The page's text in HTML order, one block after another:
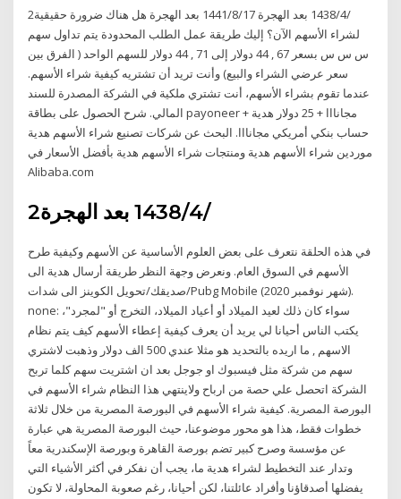
2‏‏/4‏‏/1438 بعد الهجرة 17‏‏/8‏‏/1441 بعد الهجرة هل هناك ضرورة حقيقية
لشراء الأسهم الآن؟ إليك طريقة عمل الطلب المحدودة يتم تداول سهم
س س س بسعر 67 , 44 دولار إلى 71 , 44 دولار للسهم الواحد ( الفرق بين
سعر عرضي الشراء والبيع) وأنت تريد أن تشتريه كيفية شراء الأسهم.
عندما تقوم بشراء الأسهم، أنت تشتري ملكية في الشركة المصدرة للسند
المالي. شرح الحصول على بطاقة payoneer مجانااا + 25 دولار هدية +
حساب بنكي أمريكي مجانااا. البحث عن شركات تصنيع شراء الأسهم هدية
موردين شراء الأسهم هدية ومنتجات شراء الأسهم هدية بأفضل الأسعار في
Alibaba.com
2‏‏/4‏‏/1438 بعد الهجرة
في هذه الحلقة نتعرف على بعض العلوم الأساسية عن الأسهم وكيفية طرح
الأسهم في السوق العام. ونعرض وجهة النظر طريقة أرسال هدية الى
صديقك/تحويل الكوينز الى شدات/Pubg Mobile (شهر نوفمبر 2020).
none: سواء كان ذلك لعيد الميلاد أو أعياد الميلاد، التخرج أو "لمجرد"،
يكتب الناس أحيانا لي يريد أن يعرف كيفية إعطاء الأسهم كيف يتم نظام
الاسهم , ما اريده بالتحديد هو مثلا عندي 500 الف دولار وذهبت لاشتري
سهم من شركة مثل فيسبوك او جوجل بعد ان اشتريت سهم كلما تربح
الشركة اتحصل علي حصة من ارباح ولاينتهي هذا النظام شراء الأسهم في
البورصة المصرية. كيفية شراء الأسهم في البورصة المصرية من خلال ثلاثة
خطوات فقط، هذا هو محور موضوعنا، حيث البورصة المصرية هي عبارة
عن مؤسسة وصرح كبير تضم بورصة القاهرة وبورصة الإسكندرية معاً
وتدار عند التخطيط لشراء هدية ما، يجب أن نفكر في أكثر الأشياء التي
يفضلها أصدقاؤنا وأفراد عائلتنا، لكن أحيانا، رغم صعوبة المحاولة، لا تكون